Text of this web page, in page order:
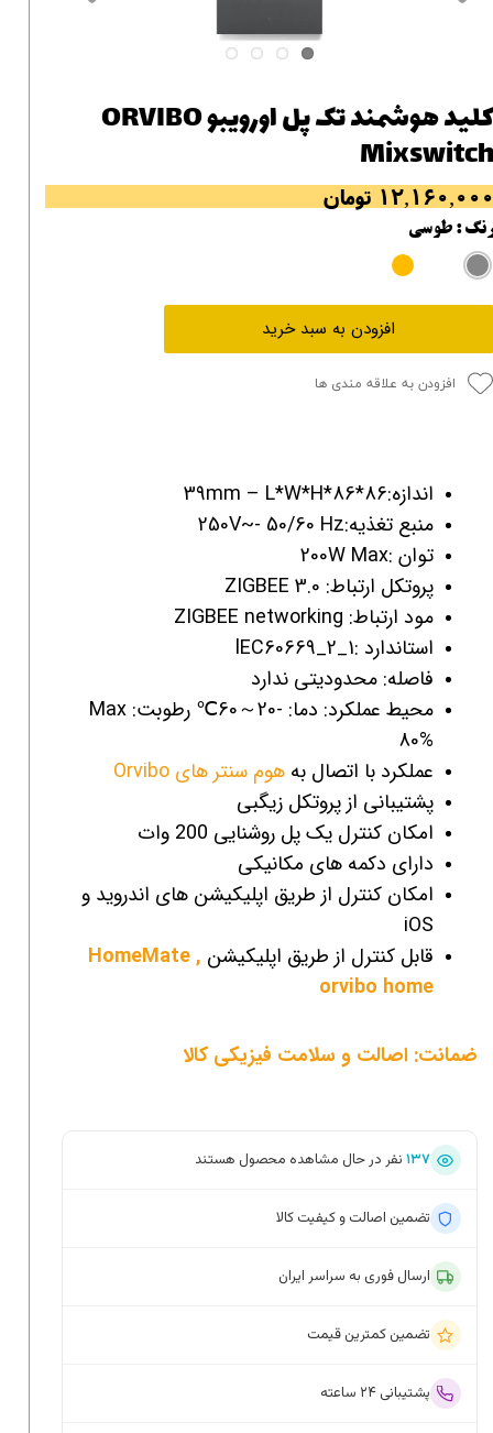
کلید هوشمند تک پل اورویبو ORVIBO
Mixswitch
۱۲,۱۶۰,۰۰۰ تومان
رنگ: طوسی
افزودن به سبد خرید
افزودن به علاقه مندی ها
اندازه:86*86*39mm – L*W*H
منبع تغذیه:250V~- 50/60 Hz
توان :200W Max
پروتکل ارتباط: ZIGBEE 3.0
مود ارتباط: ZIGBEE networking
استاندارد :lEC60669_2_1
فاصله: محدودیتی ندارد
محیط عملکرد: دما: -20～60℃ رطوبت: Max
80%
عملکرد با اتصال بههوم سنتر های Orvibo
پشتیبانی از پروتکل زیگبی
امکان کنترل یک پل روشنایی 200 وات
دارای دکمه های مکانیکی
امکان کنترل از طریق اپلیکیشن های اندروید و
iOS
قابل کنترل از طریق اپلیکیشن HomeMate ,
orvibo home
ضمانت: اصالت و سلامت فیزیکی کالا
۱۳۷ نفر در حال مشاهده محصول هستند
تضمین اصالت و کیفیت کالا
ارسال فوری به سراسر ایران
تضمین کمترین قیمت
پشتیبانی ۲۴ ساعته